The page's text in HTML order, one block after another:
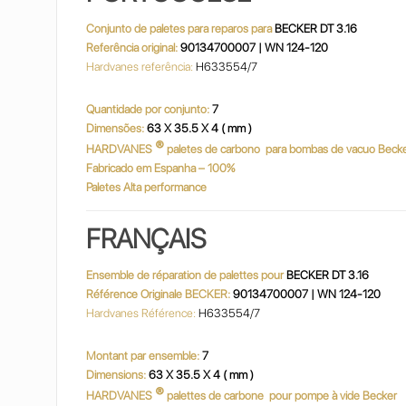
Conjunto de paletes para reparos para BECKER DT 3.16
Referência original:90134700007 | WN 124-120
Hardvanes referência: H633554/7
Quantidade por conjunto:7
Dimensões: 63 X 35.5 X 4 ( mm )
HARDVANES ®paletes de carbono para bombas de vacuo
Fabricado em Espanha – 100%
Paletes Alta performance
FRANÇAIS
Ensemble de réparation de palettes pour BECKER DT 3.16
Référence Originale BECKER:90134700007 | WN 124-120
Hardvanes Référence: H633554/7
Montant par ensemble:7
Dimensions: 63 X 35.5 X 4 ( mm )
HARDVANES ®palettes de carbone pour pompe à vide Becker